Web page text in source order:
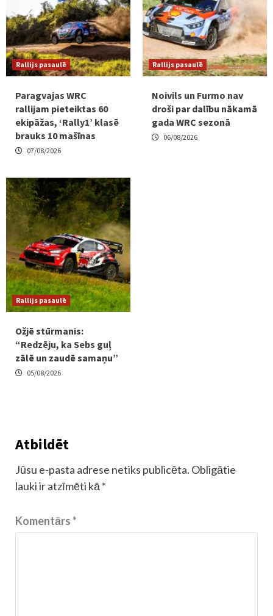
Rallijs pasaulē
Paragvajas WRC
rallijam pieteiktas 60
ekipāžas, ‘Rally1’ klasē
brauks 10 mašīnas
07/08/2026
Rallijs pasaulē
Noivils un Furmo nav
droši par dalību nākamā
gada WRC sezonā
06/08/2026
Rallijs pasaulē
Ožjē stūrmanis:
“Redzēju, ka Sebs guļ
zālē un zaudē samaņu”
05/08/2026
Atbildēt
Jūsu e-pasta adrese netiks publicēta. Obligātie
lauki ir atzīmēti kā *
Komentārs*